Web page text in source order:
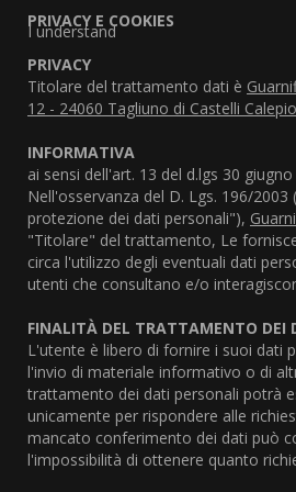
I understand
PRIVACY E COOKIES
PRIVACY
Titolare del trattamento dati è
12 - 24060 Tagliuno di Castelli
INFORMATIVA
ai sensi dell'art. 13 del d.lgs 30
Nell'osservanza del D. Lgs. 196/2003
protezione dei dati personali"),
"Titolare" del trattamento, Le
circa l'utilizzo degli eventuali dati
utenti che consultano e/o
FINALITÀ DEL TRATTAMENTO DEI
L'utente è libero di fornire i suoi dati
l'invio di materiale informativo o di
trattamento dei dati personali potrà
unicamente per rispondere alle
mancato conferimento dei dati può
l'impossibilità di ottenere quanto